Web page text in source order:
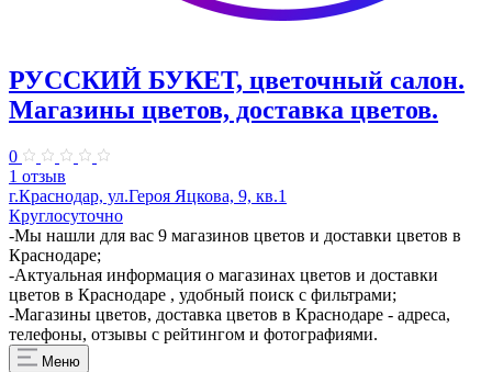
РУССКИЙ БУКЕТ, цветочный салон.
Магазины цветов, доставка цветов.
0
1 отзыв
г.Краснодар, ул.Героя Яцкова, 9, кв.1
Круглосуточно
-Мы нашли для вас 9 магазинов цветов и доставки цветов в
Краснодаре;
-Актуальная информация о магазинах цветов и доставки
цветов в Краснодаре , удобный поиск с фильтрами;
-Магазины цветов, доставка цветов в Краснодаре - адреса,
телефоны, отзывы с рейтингом и фотографиями.
Меню